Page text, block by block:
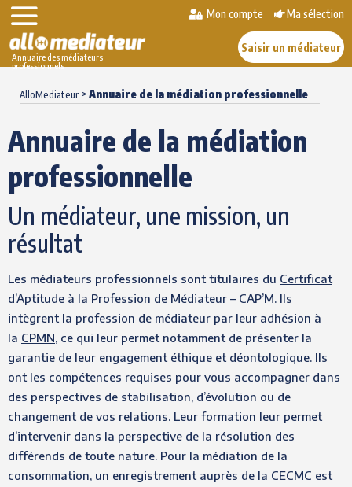
Annuaire des médiateurs
professionnels
Mon compte Ma sélection
Saisir un médiateur
AlloMediateur >Annuaire de la médiation professionnelle
Annuaire de la médiation
professionnelle
Un médiateur, une mission, un
résultat
Les médiateurs professionnels sont titulaires du Certificat
d’Aptitude à la Profession de Médiateur – CAP’M. Ils
intègrent la profession de médiateur par leur adhésion à
la CPMN, ce qui leur permet notamment de présenter la
garantie de leur engagement éthique et déontologique. Ils
ont les compétences requises pour vous accompagner dans
des perspectives de stabilisation, d’évolution ou de
changement de vos relations. Leur formation leur permet
d’intervenir dans la perspective de la résolution des
différends de toute nature. Pour la médiation de la
consommation, un enregistrement auprès de la CECMC est